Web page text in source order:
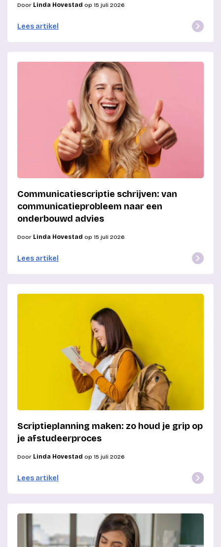
Door Linda Hovestad op 15 juli 2026
Lees artikel
Communicatiescriptie schrijven: van
communicatieprobleem naar een
onderbouwd advies
Door Linda Hovestad op 15 juli 2026
Lees artikel
Scriptieplanning maken: zo houd je grip op
je afstudeerproces
Door Linda Hovestad op 15 juli 2026
Lees artikel